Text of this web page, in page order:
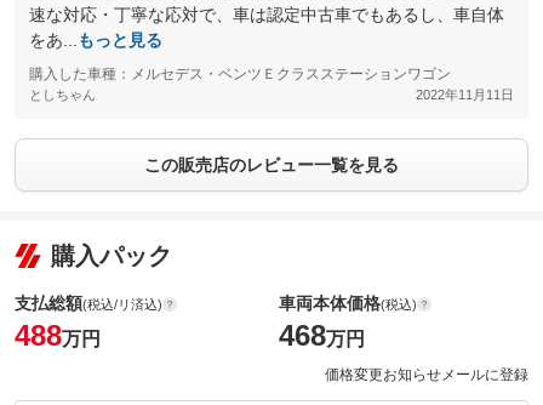
速な対応・丁寧な応対で、車は認定中古車でもあるし、車自体
をあ...
もっと見る
購入した車種：メルセデス・ベンツＥクラスステーションワゴン
としちゃん 2022年11月11日
この販売店のレビュー一覧を見る
購入パック
支払総額(税込/リ済込)
488万円
車両本体価格(税込)
468万円
価格変更お知らせメールに登録